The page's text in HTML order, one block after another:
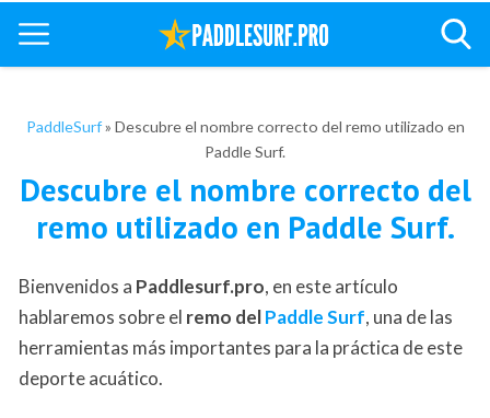
PaddleSurf» Descubre el nombre correcto del remo utilizado en
Paddle Surf.
Descubre el nombre correcto del
remo utilizado en Paddle Surf.
Bienvenidos a Paddlesurf.pro, en este artículo
hablaremos sobre el remo delPaddle Surf, una de las
herramientas más importantes para la práctica de este
deporte acuático.